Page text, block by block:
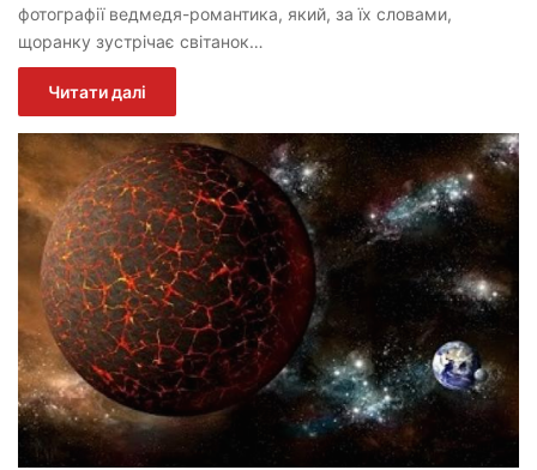
фотографії ведмедя-романтика, який, за їх словами,
щоранку зустрічає світанок…
Читати далі